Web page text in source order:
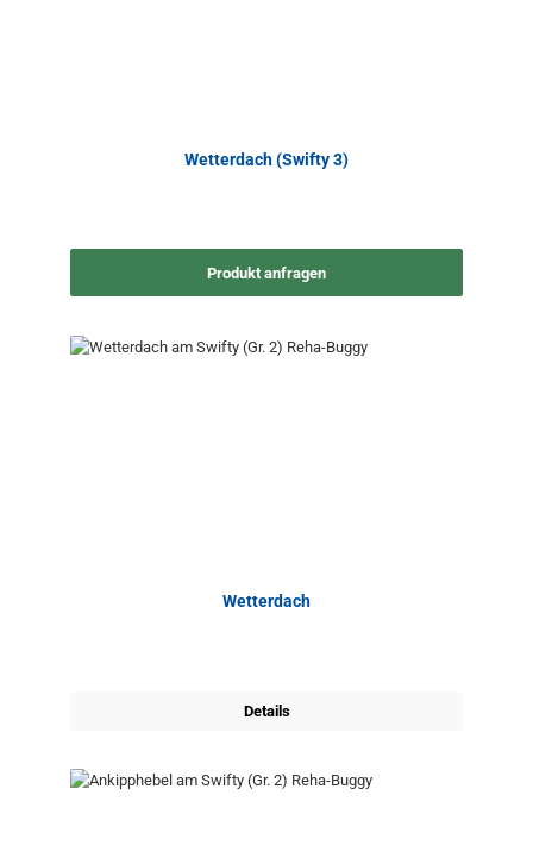
Wetterdach (Swifty 3)
Produkt anfragen
Wetterdach
Details